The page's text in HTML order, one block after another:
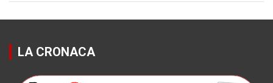
LA CRONACA